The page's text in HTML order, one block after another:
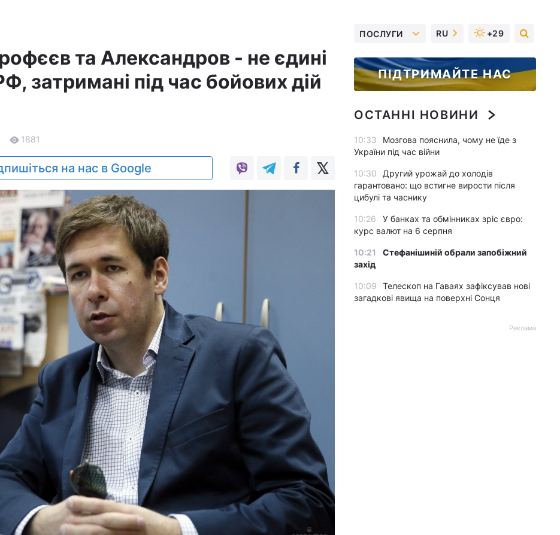
та Александров - не єдині
затримані під час бойових дій
1881
на нас в Google
ПОСЛУГИ RU +29
ПІДТРИМАЙТЕ НАС
ОСТАННІ НОВИНИ
10:33
Мозгова пояснила, чому не їде з
України під час війни
10:30
Другий урожай до холодів
гарантовано: що встигне вирости після
цибулі та часнику
10:26
У банках та обмінниках зріс євро:
курс валют на 6 серпня
10:21
Стефанішиній обрали запобіжний
захід
10:09
Телескоп на Гаваях зафіксував нові
загадкові явища на поверхні Сонця
Реклама